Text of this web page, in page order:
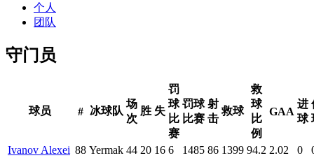
个人
团队
守门员
球员 # 冰球队
场
次
胜 失
罚
球
比
赛
罚球
比赛
射
击
救球
救
球
比
例
GAA
进
球
Ivanov Alexei 88 Yermak 44 20 16 6 1485 86 1399 94.2 2.02 0